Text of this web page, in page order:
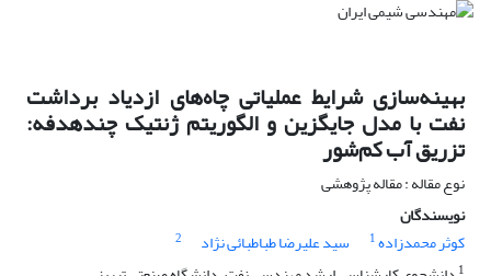
بهینه‌سازی شرایط عملیاتی چاه‌های ازدیاد برداشت
نفت با مدل جایگزین ‌و الگوریتم ژنتیک چندهدفه:
تزریق آب کم‌شور
نوع مقاله : مقاله پژوهشی
نویسندگان
کوثر محمدزاده1 سید علیرضا طباطبائی نژاد
2
1